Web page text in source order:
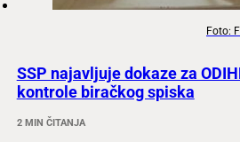
Foto:
SSP najavljuje dokaze za
kontrole biračkog spiska
2 MIN ČITANJA